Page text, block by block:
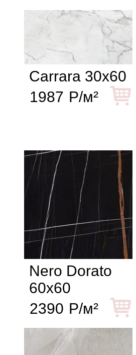
Carrara 30x60
1987 Р/м²
Nero Dorato
60x60
2390 Р/м²